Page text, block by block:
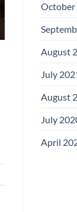
October
August
July
August
July
April